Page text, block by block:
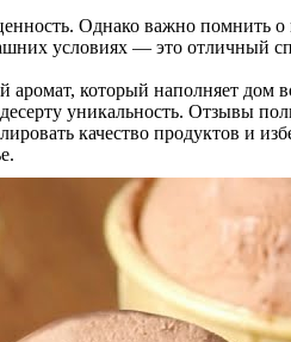
Однако важно помнить о
условиях — это отличный
который наполняет дом
уникальность. Отзывы
качество продуктов и